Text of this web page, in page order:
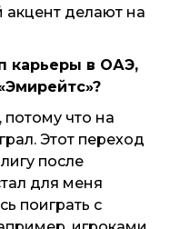
делают на
карьеры в ОАЭ,
что на
Этот переход
после
для меня
поиграть с